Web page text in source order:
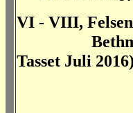
VI - VIII,
Tasset Juli 2016)